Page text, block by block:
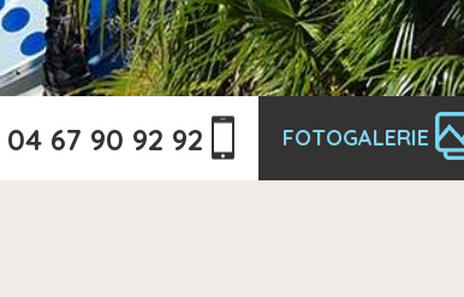
FOTOGALERIE
04 67 90 92 92